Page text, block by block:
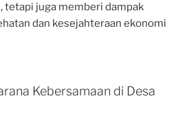
tetapi juga memberi dampak
dan kesejahteraan ekonomi
Kebersamaan di Desa